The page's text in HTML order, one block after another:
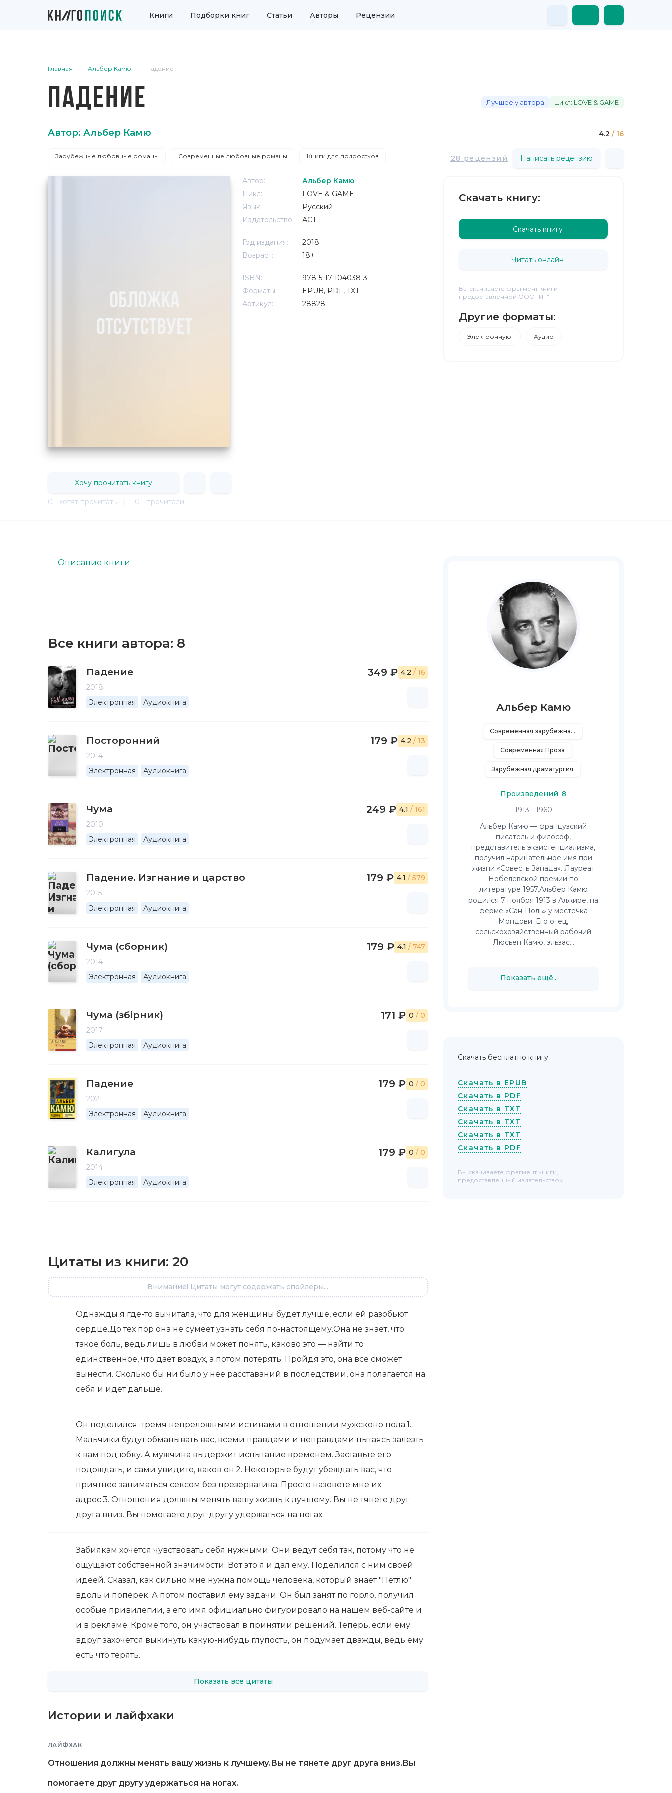
Книги Подборки книг Статьи Авторы Рецензии
Главная Альбер Камю Падение
ПАДЕНИЕ Лучшее у автора Цикл: LOVE & GAME
Автор: Альбер Камю 4.2 / 16
Зарубежные любовные романы Современные любовные романы Книги для подростков 28 рецензий Написать рецензию
Автор:
Альбер Камю
Цикл:
LOVE & GAME
Язык:
Русский
Издательство:
АСТ
Год издания:
2018
Возраст:
18+
ISBN:
978-5-17-104038-3
Форматы:
EPUB, PDF, TXT
Артикул:
28828
Скачать книгу:
Скачать книгу
Читать онлайн
Вы скачиваете фрагмент книги
предоставленной ООО "ИТ"
Другие форматы:
Электронную Аудио
Хочу прочитать книгу
0 - хотят прочитать | 0 - прочитали
Описание книги
Все книги автора: 8
Падение
2018
Электронная
Аудиокнига
349 ₽ 4.2 / 16
Посторонний
2014
Электронная
Аудиокнига
179 ₽ 4.2 / 13
Чума
2010
Электронная
Аудиокнига
249 ₽ 4.1 / 161
Падение. Изгнание и царство
2015
Электронная
Аудиокнига
179 ₽ 4.1 / 579
Чума (сборник)
2014
Электронная
Аудиокнига
179 ₽ 4.1 / 747
Чума (збірник)
2017
Электронная
Аудиокнига
171 ₽ 0 / 0
Падение
2021
Электронная
Аудиокнига
179 ₽ 0 / 0
Калигула
2014
Электронная
Аудиокнига
179 ₽ 0 / 0
Цитаты из книги: 20
Внимание! Цитаты могут содержать спойлеры...
Однажды я где-то вычитала, что для женщины будет лучше, если ей разобьют
сердце.До тех пор она не сумеет узнать себя по-настоящему.Она не знает, что
такое боль, ведь лишь в любви может понять, каково это — найти то
единственное, что даёт воздух, а потом потерять. Пройдя это, она все сможет
вынести. Сколько бы ни было у нее расставаний в последствии, она полагается на
себя и идёт дальше.
Он поделился тремя непреложными истинами в отношении мужсконо пола:1.
Мальчики будут обманывать вас, всеми правдами и неправдами пытаясь залезть
к вам под юбку. А мужчина выдержит испытание временем. Заставьте его
подождать, и сами увидите, каков он.2. Некоторые будут убеждать вас, что
приятнее заниматься сексом без презерватива. Просто назовете мне их
адрес.3. Отношения должны менять вашу жизнь к лучшему. Вы не тянете друг
друга вниз. Вы помогаете друг другу удержаться на ногах.
Забиякам хочется чувствовать себя нужными. Они ведут себя так, потому что не
ощущают собственной значимости. Вот это я и дал ему. Поделился с ним своей
идеей. Сказал, как сильно мне нужна помощь человека, который знает "Петлю"
вдоль и поперек. А потом поставил ему задачи. Он был занят по горло, получил
особые привилегии, а его имя официально фигурировало на нашем веб-сайте и
и в рекламе. Кроме того, он участвовал в принятии решений. Теперь, если ему
вдруг захочется выкинуть какую-нибудь глупость, он подумает дважды, ведь ему
есть что терять.
Показать все цитаты
Истории и лайфхаки
ЛАЙФХАК
Отношения должны менять вашу жизнь к лучшему.Вы не тянете друг друга вниз.Вы
помогаете друг другу удержаться на ногах.
Альбер Камю
Современная зарубежная литература
Современная Проза
Зарубежная драматургия
Произведений: 8
1913 - 1960
Альбер Камю — французский
писатель и философ,
представитель экзистенциализма,
получил нарицательное имя при
жизни «Совесть Запада». Лауреат
Нобелевской премии по
литературе 1957.Альбер Камю
родился 7 ноября 1913 в Алжире, на
ферме «Сан-Поль» у местечка
Мондови. Его отец,
сельскохозяйственный рабочий
Люсьен Камю, эльзас...
Показать ещё...
Скачать бесплатно книгу
Скачать в EPUB
Скачать в PDF
Скачать в TXT
Скачать в TXT
Скачать в TXT
Скачать в PDF
Вы скачиваете фрагмент книги,
предоставленный издательством